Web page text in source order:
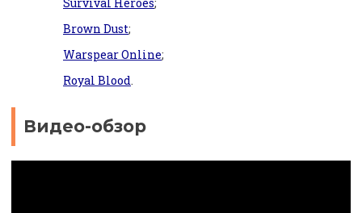
Brown Dust;
Warspear Online;
Royal Blood.
Видео-обзор